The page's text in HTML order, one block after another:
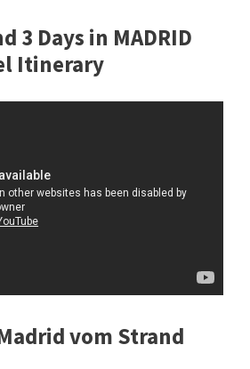
3 Days in MADRID
Itinerary
vom Strand